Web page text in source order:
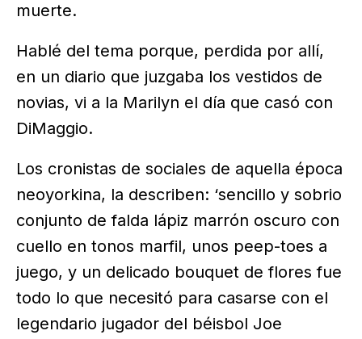
muerte.
Hablé del tema porque, perdida por allí,
en un diario que juzgaba los vestidos de
novias, vi a la Marilyn el día que casó con
DiMaggio.
Los cronistas de sociales de aquella época
neoyorkina, la describen: ‘sencillo y sobrio
conjunto de falda lápiz marrón oscuro con
cuello en tonos marfil, unos peep-toes a
juego, y un delicado bouquet de flores fue
todo lo que necesitó para casarse con el
legendario jugador del béisbol Joe